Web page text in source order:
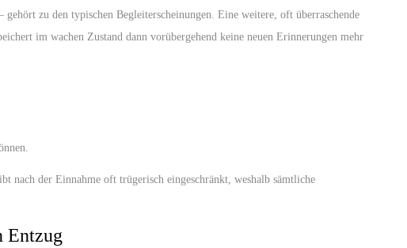
zu den typischen Begleiterscheinungen. Eine weitere, oft überraschende
im wachen Zustand dann vorübergehend keine neuen Erinnerungen mehr
nach der Einnahme oft trügerisch eingeschränkt, weshalb sämtliche
Entzug